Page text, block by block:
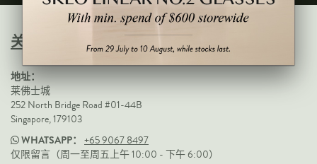
新西兰
美国
所有国家
地区
香槟酒
关于 GRAND CRU, WINE CONCIERGE
地址：
莱佛士城
252 North Bridge Road #01-44B
Singapore, 179103
WHATSAPP： +65 9067 8497
仅限留言（周一至周五上午 10:00 - 下午 6:00）